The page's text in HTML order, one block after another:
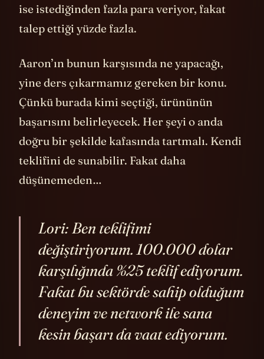
bu oldukça yavaşlatıcı olabilir. Daymond
ise istediğinden fazla para veriyor, fakat
Aaron’ın bunun karşısında ne yapacağı,
yine ders çıkarmamız gereken bir konu.
Çünkü burada kimi seçtiği, ürününün
başarısını belirleyecek. Her şeyi o anda
doğru bir şekilde kafasında tartmalı. Kendi
teklifini de sunabilir. Fakat daha
Lori: Ben teklifimi
değiştiriyorum. 100.000 dolar
karşılığında %25 teklif ediyorum.
Fakat bu sektörde sahip olduğum
deneyim ve network ile sana